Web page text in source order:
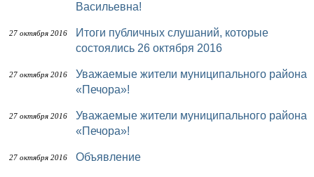
Васильевна!
27 октября 2016
Итоги публичных слушаний, которые
состоялись 26 октября 2016
27 октября 2016
Уважаемые жители муниципального района
«Печора»!
27 октября 2016
Уважаемые жители муниципального района
«Печора»!
27 октября 2016 Объявление